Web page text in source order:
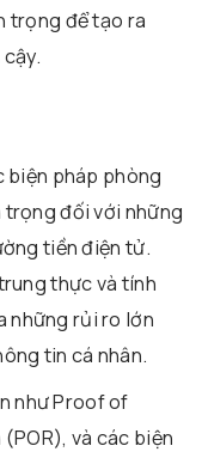
trọng để tạo ra
biện pháp phòng
đối với những
tiền điện tử.
thực và tính
những rủi ro lớn
tin cá nhân.
như Proof of
và các biện